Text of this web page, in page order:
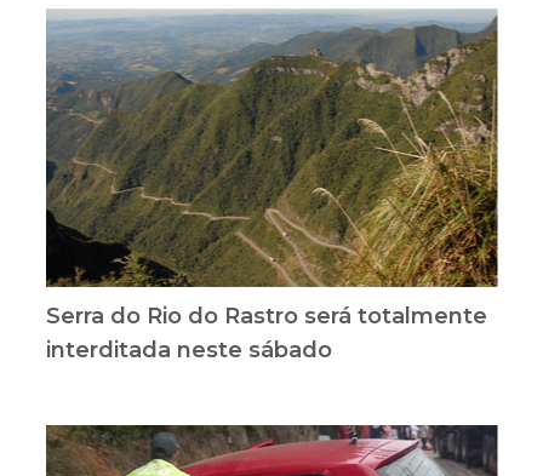
Serra do Rio do Rastro será totalmente
interditada neste sábado